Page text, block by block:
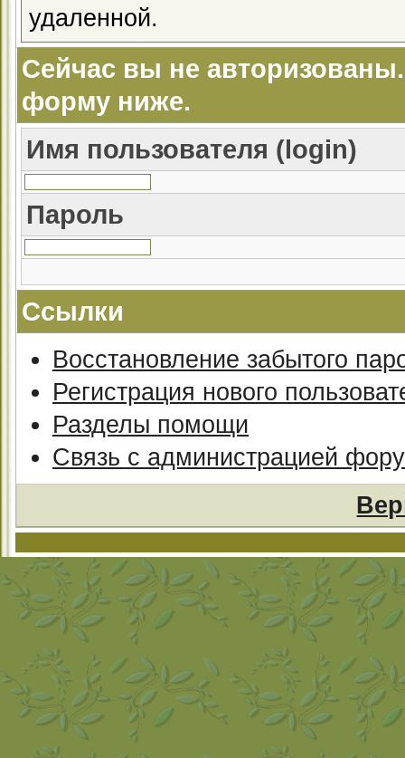
удаленной.
Сейчас вы не
форму ниже.
Имя пользователя (login)
Пароль
Ссылки
Восстановление забытого
Регистрация нового
Разделы помощи
Связь с администрацией